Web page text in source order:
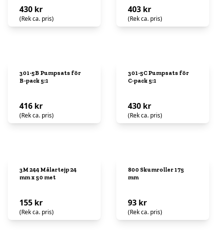
430 kr
(Rek ca. pris)
403 kr
(Rek ca. pris)
301-5B Pumpsats för
B-pack 5:1
416 kr
(Rek ca. pris)
301-5C Pumpsats för
C-pack 5:1
430 kr
(Rek ca. pris)
3M 244 Målartejp 24
mm x 50 met
155 kr
(Rek ca. pris)
800 Skumroller 175
mm
93 kr
(Rek ca. pris)